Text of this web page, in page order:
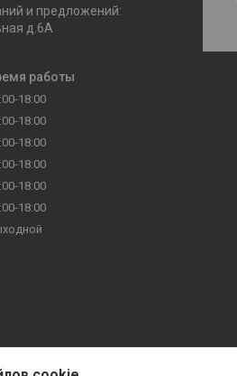
и предложений:
д.6А
работы
18:00
18:00
18:00
18:00
18:00
18:00